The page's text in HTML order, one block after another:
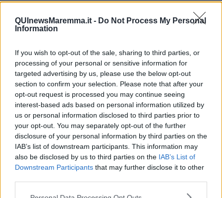
QUInewsMaremma.it - Do Not Process My Personal
Information
If you wish to opt-out of the sale, sharing to third parties, or
processing of your personal or sensitive information for
targeted advertising by us, please use the below opt-out
section to confirm your selection. Please note that after your
opt-out request is processed you may continue seeing
interest-based ads based on personal information utilized by
us or personal information disclosed to third parties prior to
your opt-out. You may separately opt-out of the further
disclosure of your personal information by third parties on the
IAB’s list of downstream participants. This information may
also be disclosed by us to third parties on the IAB’s List of
Downstream Participants that may further disclose it to other
persone, un uomo e una donna.
Tre persone, due donne di 59 e 61 anni e un uomo di 60 anni,
costiera e condotte a Porto Ercole da dove poi sono state
trasportate in ambulanza all'ospedale di Orbetello. Mentre un altro
uomo di 60 anni, sempre di Roma, è stato trasportato con
l'elisoccorso all'ospedale Misericordia di Grosseto.
Successivamente è stato trovato impigliato sotto la barca il corpo
esanime dell'uomo disperso.
Una donna è ancora dispersa. Sul posto oltre alla Capitaneria di
porto sono intervenuti i vigili del fuoco con sommozzatori ed
elicottero del comando di Cecina.
Per i soccorsi a terra sono intervenute la Croce Rossa di Orbetello,
la Croce Rossa di Capalbio, la Croce Rossa di Magliano e la
Le ricerche della donna dispersa proseguiranno per tutta la notte